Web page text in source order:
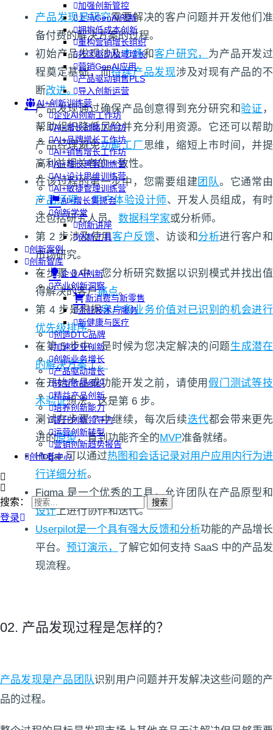
加强创新管控
上马GenAI创新
拥抱低成本创新
重构营销增长组织
社区驱动私域增长
营销GenAI应用
产品驱动销售PLS
导入创新运营
AI+创新训练营
企业AI创新工作坊
AI+增长战略工作坊
AI+品牌增长工作坊
AI+销售增长工作坊
AI+增长黑客训练营
AI+设计思维训练营
AI+敏捷管理训练营
AI+增长集思会
创新学堂
创新讲座
创新工具
创新案例
创新智库
企业AI创新
产业创新洞察
新消费与新零售
企业技术与服务
新健康与医疗
创造DTC品牌
加速企业创新
创新业务增长
产品驱动增长
转型敏捷组织
精益产品创新
培养创新能力
提升创新领导力
运营创新转型
营销创新趋势报告
创作者中心
搜索：
登录
产品发现是研究需要解决的客户问题并开发他们准
备付费的解决方案的过程。
初始产品发现涉及市场和 客户研究， 为产品开发过
程奠定基础，而持续产品发现涉及对现有产品的不
断改进。
产品发现通过确保产品创意得到充分研究和验证 ，
帮助组织降低风险并充分利用资源。它还可以帮助
产品经理避免功能工厂思维，缩短上市时间，并提
高利益相关者的一致性。
在该过程的第一步中，您需要组建 团队。它通常由
产品经理、 用户体验设计师、开发人员组成，有时
还包括研究人员、 数据科学家或分析师。
第 2 步涉及使用客户反馈、访谈和 分析进行客户和
市场研究。
在步骤 3 中，您分析研究数据以识别模式并找出值
得解决的客户痛点。
第 4 步是根据客户和业务价值对已识别的机会进行
优先级排序。
在第 5 步中，是时候为您决定解决的问题生成潜在
的解决方案了。
在开始产品或功能开发之前，请使用假门测试等技
术验证想法。这是第 6 步。
测试在步骤 7 中继续，每次后续迭代都会带来更先
进的原型，直到功能齐全的MVP准备就绪。
Hotjar 可以通过热图和会话记录对用户应用内行为进
行详细分析。
Figma 是一个优秀的工具，允许团队在产品原型和
设计上进行协作和迭代。
Userpilot是一个具有强大反馈和 分析功能的产品增长
平台。 预订演示， 了解它如何支持 SaaS 中的产品发
现流程。
02. 产品发现过程是怎样的？
产品发现是产品团队识别用户问题并开发解决这些问题的产
品的过程。